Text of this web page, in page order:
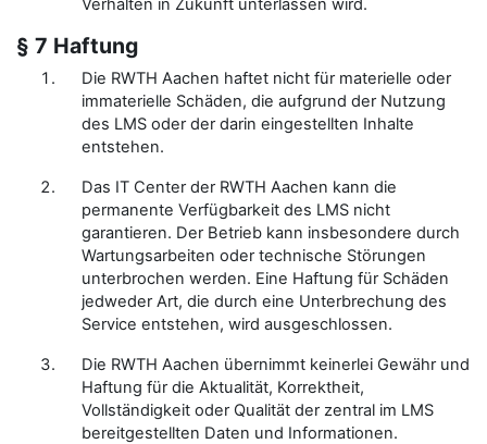
Verhalten in Zukunft unterlassen wird.
§ 7 Haftung
Die RWTH Aachen haftet nicht für materielle oder
immaterielle Schäden, die aufgrund der Nutzung
des LMS oder der darin eingestellten Inhalte
entstehen.
Das IT Center der RWTH Aachen kann die
permanente Verfügbarkeit des LMS nicht
garantieren. Der Betrieb kann insbesondere durch
Wartungsarbeiten oder technische Störungen
unterbrochen werden. Eine Haftung für Schäden
jedweder Art, die durch eine Unterbrechung des
Service entstehen, wird ausgeschlossen.
Die RWTH Aachen übernimmt keinerlei Gewähr und
Haftung für die Aktualität, Korrektheit,
Vollständigkeit oder Qualität der zentral im LMS
bereitgestellten Daten und Informationen.